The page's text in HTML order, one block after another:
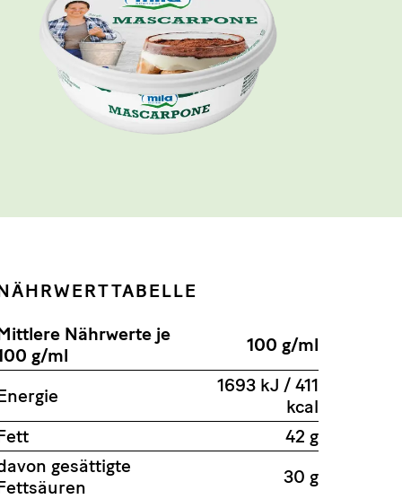
Nährwerte je
g/ml
100 g/ml
1693 kJ / 411
kcal
42 g
gesättigte
30 g